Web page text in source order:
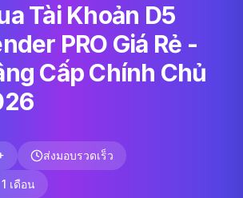
Tài Khoản D5
PRO Giá Rẻ -
Cấp Chính Chủ
ส่งมอบรวดเร็ว
เดือน